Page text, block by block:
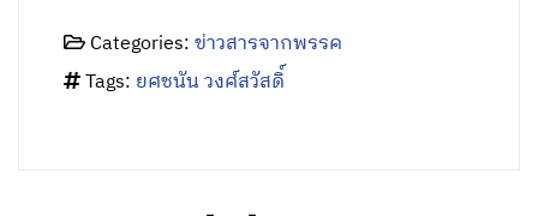
Categories:ข่าวสารจากพรรค
Tags: ยศชนัน วงศ์สวัสดิ์